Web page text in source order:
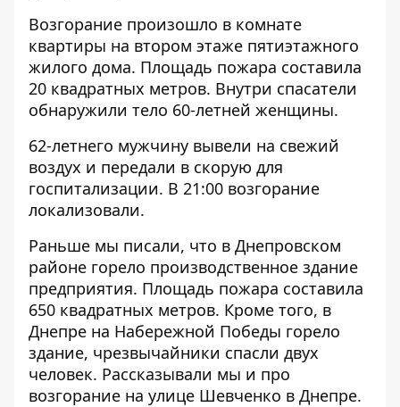
Возгорание произошло в комнате
квартиры на втором этаже пятиэтажного
жилого дома. Площадь пожара составила
20 квадратных метров. Внутри спасатели
обнаружили тело 60-летней женщины.
62-летнего мужчину вывели на свежий
воздух и передали в скорую для
госпитализации. В 21:00 возгорание
локализовали.
Раньше мы писали, что в Днепровском
районе горело производственное здание
предприятия. Площадь пожара составила
650 квадратных метров. Кроме того, в
Днепре на Набережной Победы горело
здание, чрезвычайники спасли двух
человек. Рассказывали мы и про
возгорание на улице Шевченко в Днепре.